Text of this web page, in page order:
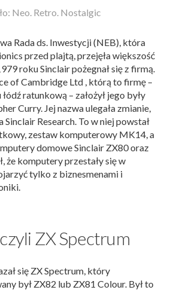
Neo. Retro. Nostalgic
Rada ds. Inwestycji (NEB), która
przed plajtą, przejęła większość
roku Sinclair pożegnał się z firmą.
of Cambridge Ltd , którą to firmę –
ratunkową – założył jego były
Curry. Jej nazwa ulegała zmianie,
Sinclair Research. To w niej powstał
zestaw komputerowy MK14, a
domowe Sinclair ZX80 oraz
że komputery przestały się w
tylko z biznesmenami i
ZX Spectrum
się ZX Spectrum, który
był ZX82 lub ZX81 Colour. Był to